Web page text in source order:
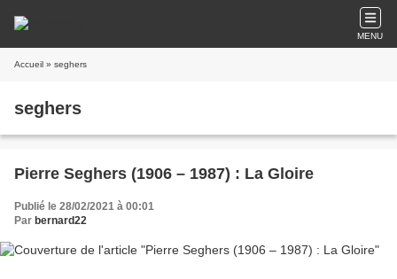
MENU
Accueil » seghers
seghers
Pierre Seghers (1906 – 1987) : La Gloire
Publié le 28/02/2021 à 00:01
Par bernard22